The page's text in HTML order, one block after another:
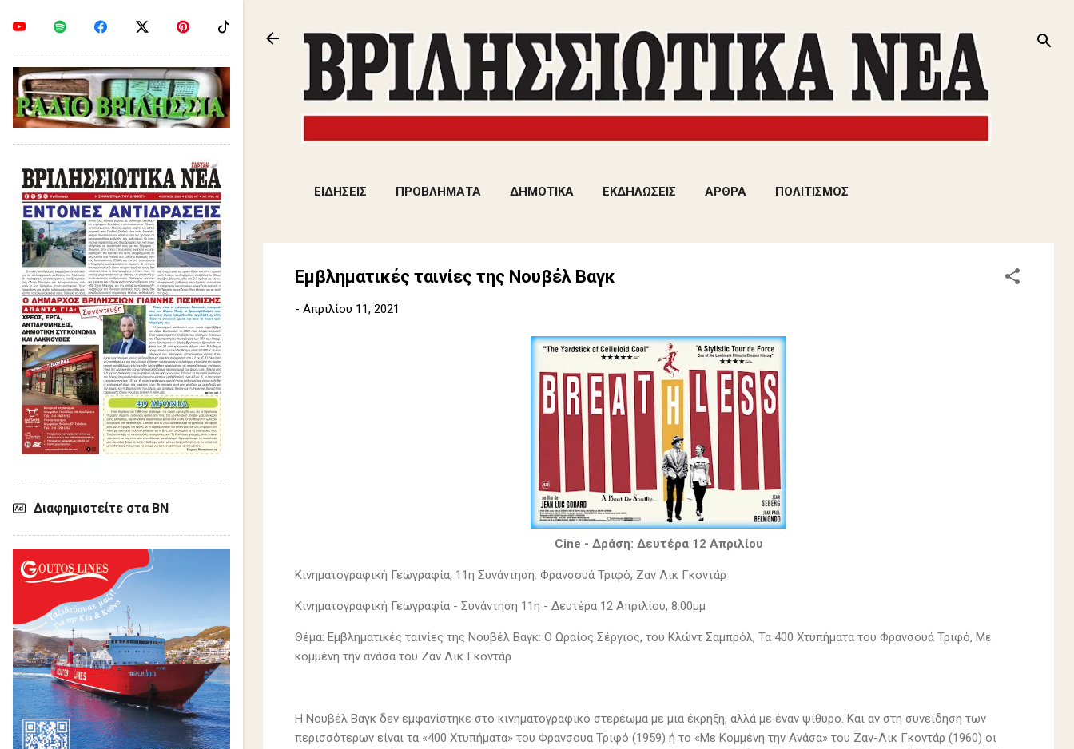
ΕΙΔΗΣΕΙΣ ΠΡΟΒΛΗΜΑΤΑ ΔΗΜΟΤΙΚΑ ΕΚΔΗΛΩΣΕΙΣ ΑΡΘΡΑ ΠΟΛΙΤΙΣΜΟΣ
Εμβληματικές ταινίες της Νουβέλ Βαγκ
- Απριλίου 11, 2021
Cine - Δράση: Δευτέρα 12 Απριλίου
Κινηματογραφική Γεωγραφία, 11η Συνάντηση: Φρανσουά Τριφό, Ζαν Λικ Γκοντάρ
Κινηματογραφική Γεωγραφία - Συνάντηση 11η - Δευτέρα 12 Απριλίου, 8:00μμ
Θέμα: Εμβληματικές ταινίες της Νουβέλ Βαγκ: Ο Ωραίος Σέργιος, του Κλώντ Σαμπρόλ, Τα 400 Χτυπήματα του Φρανσουά Τριφό, Με
κομμένη την ανάσα του Ζαν Λικ Γκοντάρ
H Nουβέλ Bαγκ δεν εμφανίστηκε στο κινηματογραφικό στερέωμα με μια έκρηξη, αλλά με έναν ψίθυρο. Και αν στη συνείδηση των
περισσότερων είναι τα «400 Χτυπήματα» του Φρανσουα Τριφό (1959) ή το «Με Κομμένη την Ανάσα» του Ζαν-Λικ Γκοντάρ (1960) οι
Διαφημιστείτε στα ΒΝ